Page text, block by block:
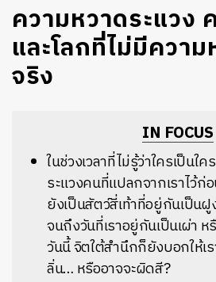
ความหวาดระแวง
และโลกที่ไม่มีควา
จริง
IN FOCUS
ในช่วงเวลาที่ไม่รู้ว่าใครเป็นใ
ระแวงคนที่แปลกจากเราไว้ก่
ยังเป็นสัตว์สี่เท้าที่อยู่กันเป็น
จนถึงวันที่เราอยู่กันเป็นเผ่า
วันนี้ จิตใต้สำนึกก็ยังบอกให้เ
ลิ่น… หรืออาจจะผิดสี?